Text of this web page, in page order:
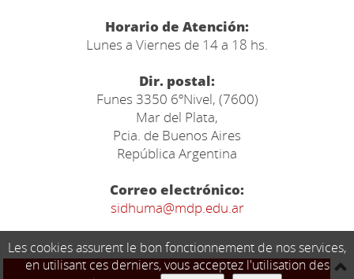
Horario de Atención:
Lunes a Viernes de 14 a 18 hs.
Dir. postal:
Funes 3350 6ºNivel, (7600)
Mar del Plata,
Pcia. de Buenos Aires
República Argentina
Correo electrónico:
sidhuma@mdp.edu.ar
Les cookies assurent le bon fonctionnement de nos services,
en utilisant ces derniers, vous acceptez l'utilisation des